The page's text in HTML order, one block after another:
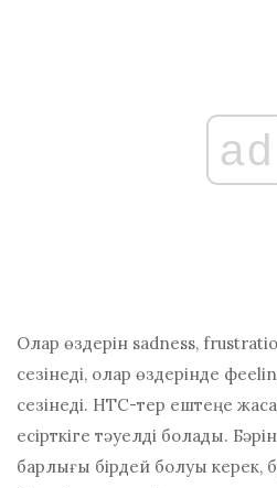
ad
Олар өздерін ѕаdnеѕѕ,
сезінеді, олар өздерінде
сезінеді. НТС-тер ештеңе
есірткіге тәуелді болады.
барлығы бірдей болуы керек,